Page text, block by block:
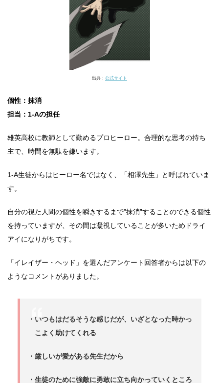
出典： 公式サイト
個性：抹消
担当：1-Aの担任
雄英高校に教師として勤めるプロヒーロー。合理的な思考の持ち
主で、時間を無駄を嫌います。
1-A生徒からはヒーロー名ではなく、「相澤先生」と呼ばれていま
す。
自分の視た人間の個性を瞬きするまで”抹消”することのできる個性
を持っていますが、その間は凝視していることが多いためドライ
アイになりがちです。
「イレイザー・ヘッド」を選んだアンケート回答者からは以下の
ようなコメントがありました。
・いつもはだるそうな感じだが、いざとなった時かっ
こよく助けてくれる
・厳しいが愛がある先生だから
・生徒のために強敵に勇敢に立ち向かっていくところ